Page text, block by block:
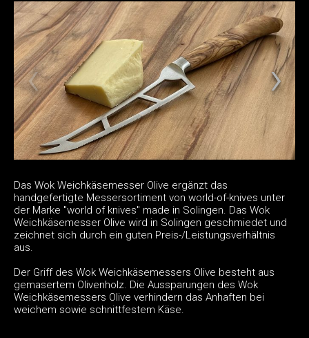
Das Wok Weichkäsemesser Olive ergänzt das
handgefertigte Messersortiment von world-of-knives unter
der Marke "world of knives" made in Solingen. Das Wok
Weichkäsemesser Olive wird in Solingen geschmiedet und
zeichnet sich durch ein guten Preis-/Leistungsverhältnis
aus.
Der Griff des Wok Weichkäsemessers Olive besteht aus
gemasertem Olivenholz. Die Aussparungen des Wok
Weichkäsemessers Olive verhindern das Anhaften bei
weichem sowie schnittfestem Käse.